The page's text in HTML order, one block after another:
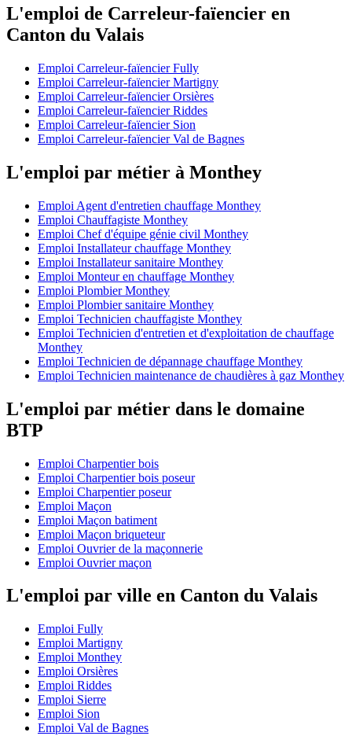
L'emploi de Carreleur-faïencier en
Canton du Valais
Emploi Carreleur-faïencier Fully
Emploi Carreleur-faïencier Martigny
Emploi Carreleur-faïencier Orsières
Emploi Carreleur-faïencier Riddes
Emploi Carreleur-faïencier Sion
Emploi Carreleur-faïencier Val de Bagnes
L'emploi par métier à Monthey
Emploi Agent d'entretien chauffage Monthey
Emploi Chauffagiste Monthey
Emploi Chef d'équipe génie civil Monthey
Emploi Installateur chauffage Monthey
Emploi Installateur sanitaire Monthey
Emploi Monteur en chauffage Monthey
Emploi Plombier Monthey
Emploi Plombier sanitaire Monthey
Emploi Technicien chauffagiste Monthey
Emploi Technicien d'entretien et d'exploitation de chauffage
Monthey
Emploi Technicien de dépannage chauffage Monthey
Emploi Technicien maintenance de chaudières à gaz Monthey
L'emploi par métier dans le domaine
BTP
Emploi Charpentier bois
Emploi Charpentier bois poseur
Emploi Charpentier poseur
Emploi Maçon
Emploi Maçon batiment
Emploi Maçon briqueteur
Emploi Ouvrier de la maçonnerie
Emploi Ouvrier maçon
L'emploi par ville en Canton du Valais
Emploi Fully
Emploi Martigny
Emploi Monthey
Emploi Orsières
Emploi Riddes
Emploi Sierre
Emploi Sion
Emploi Val de Bagnes